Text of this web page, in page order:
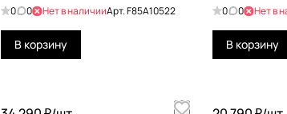
0 0 Нет в наличииАрт.F85A10522
В корзину
0 0 Нет в
В корзину